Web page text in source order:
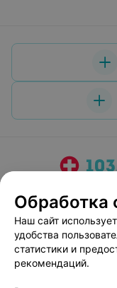
Медицинский
Обработка
Наш сайт
удобства
статистики и
рекомендаций.